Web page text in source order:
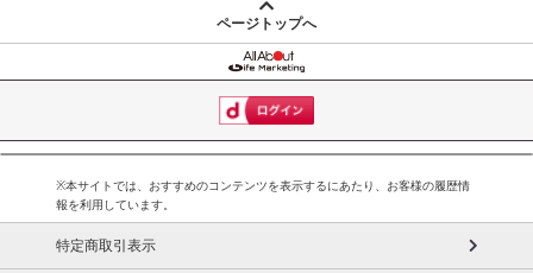
ページトップへ
※本サイトでは、おすすめのコンテンツを表示するにあたり、お客様の履歴情
報を利用しています。
特定商取引表示